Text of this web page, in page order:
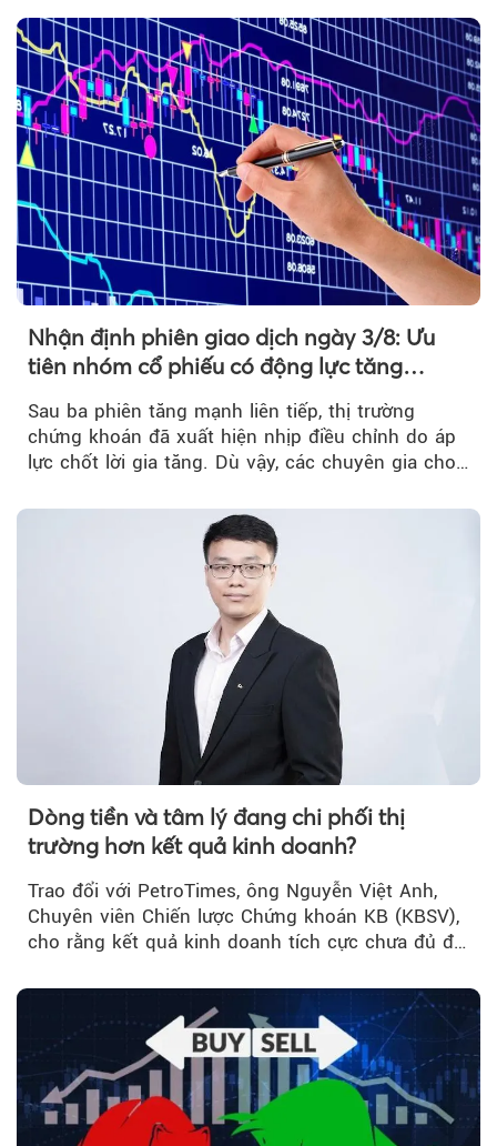
Nhận định phiên giao dịch ngày 3/8: Ưu
tiên nhóm cổ phiếu có động lực tăng
Sau ba phiên tăng mạnh liên tiếp, thị trường
chứng khoán đã xuất hiện nhịp điều chỉnh do áp
lực chốt lời gia tăng. Dù vậy, các chuyên gia cho
Dòng tiền và tâm lý đang chi phối thị
trường hơn kết quả kinh doanh?
Trao đổi với PetroTimes, ông Nguyễn Việt Anh,
Chuyên viên Chiến lược Chứng khoán KB (KBSV),
cho rằng kết quả kinh doanh tích cực chưa đủ để